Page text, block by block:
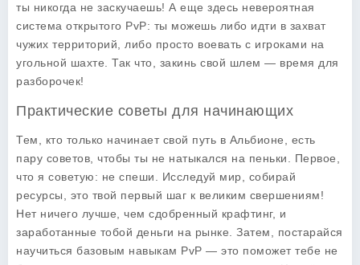
ты никогда не заскучаешь! А еще здесь невероятная
система открытого PvP: ты можешь либо идти в захват
чужих территорий, либо просто воевать с игроками на
угольной шахте. Так что, закинь свой шлем — время для
разборочек!
Практические советы для начинающих
Тем, кто только начинает свой путь в Альбионе, есть
пару советов, чтобы ты не натыкался на пеньки. Первое,
что я советую: не спеши. Исследуй мир, собирай
ресурсы, это твой первый шаг к великим свершениям!
Нет ничего лучше, чем сдобренный крафтинг, и
заработанные тобой деньги на рынке. Затем, постарайся
научиться базовым навыкам PvP — это поможет тебе не